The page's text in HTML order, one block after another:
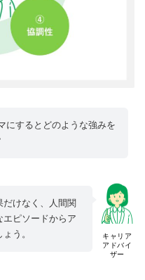
にするとどのような強みを
キャリア
アドバイ
ザー
だけなく、人間関
ピソードからア
う。